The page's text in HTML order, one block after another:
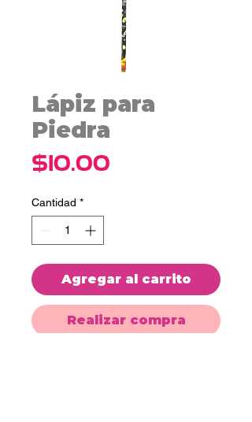
Lápiz para
Piedra
$10.00
Cantidad *
Agregar al carrito
Realizar compra